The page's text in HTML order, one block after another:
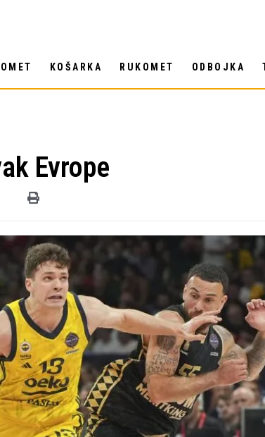
KOŠARKA RUKOMET ODBOJKA
Evrope